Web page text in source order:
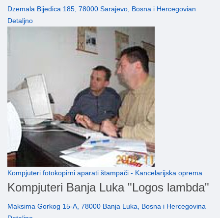
Dzemala Bijedica 185, 78000 Sarajevo, Bosna i Hercegovian
Detaljno
Kompjuteri fotokopirni aparati štampači - Kancelarijska oprema
Kompjuteri Banja Luka "Logos lambda"
Maksima Gorkog 15-A, 78000 Banja Luka, Bosna i Hercegovina